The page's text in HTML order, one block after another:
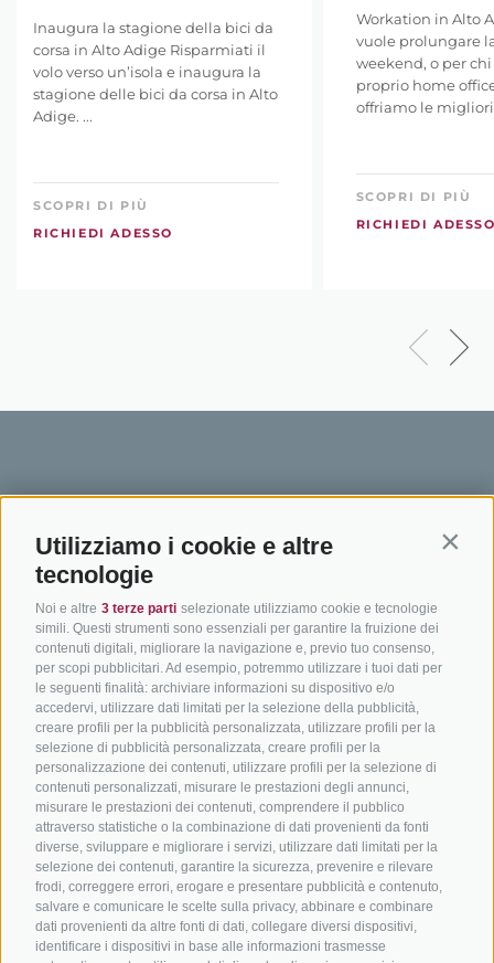
Utilizziamo i cookie e altre
tecnologie
Noi e altre 3 terze parti selezionate utilizziamo cookie e tecnologie
simili. Questi strumenti sono essenziali per garantire la fruizione dei
contenuti digitali, migliorare la navigazione e, previo tuo consenso,
per scopi pubblicitari. Ad esempio, potremmo utilizzare i tuoi dati per
le seguenti finalità: archiviare informazioni su dispositivo e/o
accedervi, utilizzare dati limitati per la selezione della pubblicità,
creare profili per la pubblicità personalizzata, utilizzare profili per la
selezione di pubblicità personalizzata, creare profili per la
personalizzazione dei contenuti, utilizzare profili per la selezione di
contenuti personalizzati, misurare le prestazioni degli annunci,
misurare le prestazioni dei contenuti, comprendere il pubblico
attraverso statistiche o la combinazione di dati provenienti da fonti
diverse, sviluppare e migliorare i servizi, utilizzare dati limitati per la
selezione dei contenuti, garantire la sicurezza, prevenire e rilevare
frodi, correggere errori, erogare e presentare pubblicità e contenuto,
salvare e comunicare le scelte sulla privacy, abbinare e combinare
dati provenienti da altre fonti di dati, collegare diversi dispositivi,
identificare i dispositivi in base alle informazioni trasmesse
Inaugura la stagione della bici da
corsa in Alto Adige Risparmiati il
volo verso un’isola e inaugura la
stagione delle bici da corsa in Alto
Adige. ...
SCOPRI DI PIÙ
RICHIEDI ADESSO
Workation in Alto
vuole prolungare
weekend, o per
proprio home
offriamo le migliori
SCOPRI DI PIÙ
RICHIEDI
SÜDTIROL
Hotel & pacchetti
Pacchetti vacanze
Buoni vacanza
Hot Deals
Bike & Work
ADIGE
Mountainbiking in Alto
Adige
In bici da corsa in Alto
Adige
Ciclabili in Alto Adige
Scuole bike
Tutti i tour
Contatto
Come
Meteo
Catalogo
info@bikehotels.it